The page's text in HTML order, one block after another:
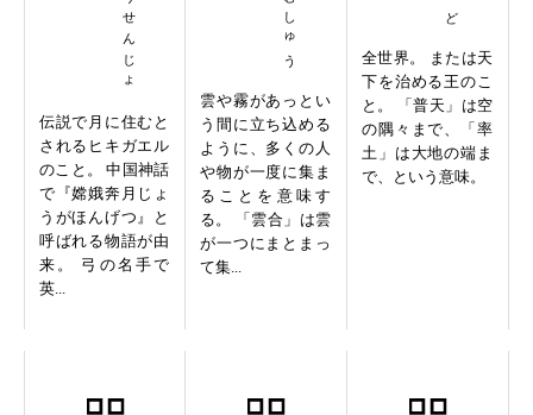
伝説で月に住むと
されるヒキガエル
のこと。 中国神話
で『嫦娥奔月じょ
うがほんげつ』と
呼ばれる物語が由
来。 弓の名手で
英...
雲や霧があっとい
う間に立ち込める
ように、多くの人
や物が一度に集ま
ることを意味す
る。 「雲合」は雲
が一つにまとまっ
て集...
全世界。 または天
下を治める王のこ
と。 「普天」は空
の隅々まで、「率
土」は大地の端ま
で、という意味。